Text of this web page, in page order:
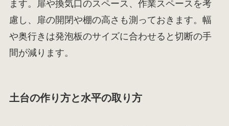
ます。扉や換気口のスペース、作業スペースを考
慮し、扉の開閉や棚の高さも測っておきます。幅
や奥行きは発泡板のサイズに合わせると切断の手
間が減ります。
土台の作り方と水平の取り方